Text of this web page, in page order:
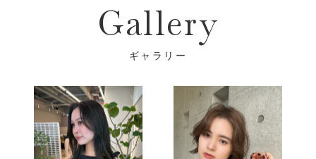
Gallery